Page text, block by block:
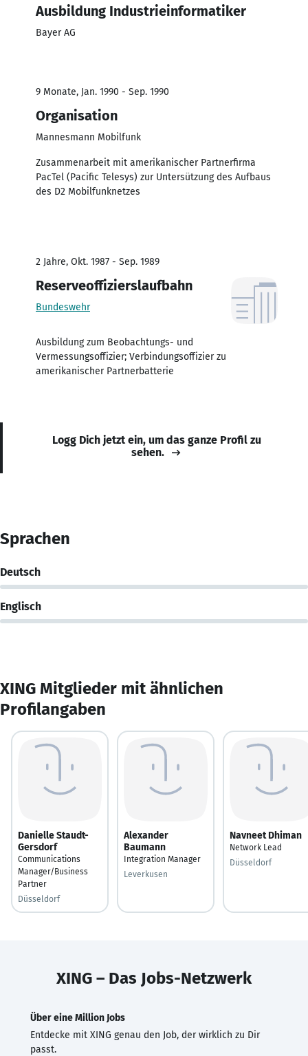
Ausbildung Industrieinformatiker
Bayer AG
9 Monate, Jan. 1990 - Sep. 1990
Organisation
Mannesmann Mobilfunk
Zusammenarbeit mit amerikanischer Partnerfirma
PacTel (Pacific Telesys) zur Untersützung des Aufbaus
des D2 Mobilfunknetzes
2 Jahre, Okt. 1987 - Sep. 1989
Reserveoffizierslaufbahn
Bundeswehr
Ausbildung zum Beobachtungs- und
Vermessungsoffizier; Verbindungsoffizier zu
amerikanischer Partnerbatterie
Logg Dich jetzt ein, um das ganze Profil zu
sehen.
Sprachen
Deutsch
Englisch
XING Mitglieder mit ähnlichen
Profilangaben
Danielle Staudt-
Gersdorf
Communications
Manager/Business
Partner
Düsseldorf
Alexander
Baumann
Integration Manager
Leverkusen
Navneet Dhiman
Network Lead
Düsseldorf
XING – Das Jobs-Netzwerk
Über eine Million Jobs
Entdecke mit XING genau den Job, der wirklich zu Dir
passt.